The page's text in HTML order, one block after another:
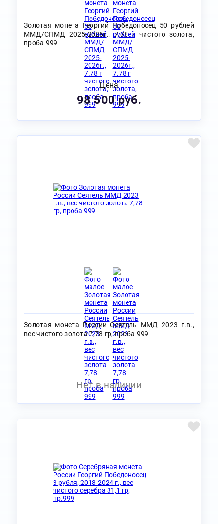
Золотая монета Георгий Победоносец 50 рублей
ММД/СПМД 2025-2026г., 7.78 г чистого золота,
проба 999
Цена
98 500 руб.
Золотая монета России Сеятель ММД 2023 г.в.,
вес чистого золота 7,78 гр, проба 999
Нет в наличии